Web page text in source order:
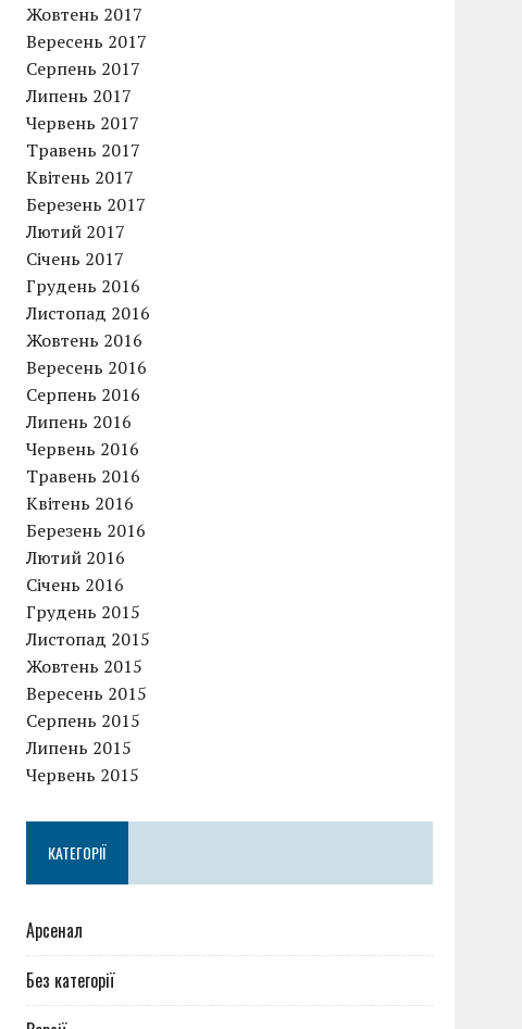
Жовтень 2017
Вересень 2017
Серпень 2017
Липень 2017
Червень 2017
Травень 2017
Квітень 2017
Березень 2017
Лютий 2017
Січень 2017
Грудень 2016
Листопад 2016
Жовтень 2016
Вересень 2016
Серпень 2016
Липень 2016
Червень 2016
Травень 2016
Квітень 2016
Березень 2016
Лютий 2016
Січень 2016
Грудень 2015
Листопад 2015
Жовтень 2015
Вересень 2015
Серпень 2015
Липень 2015
Червень 2015
КАТЕГОРІЇ
Арсенал
Без категорії